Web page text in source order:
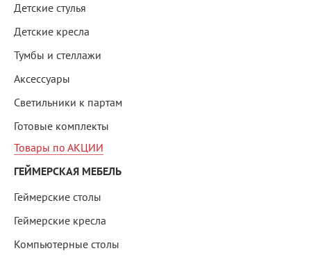
Детские стулья
Детские кресла
Тумбы и стеллажи
Аксессуары
Светильники к партам
Готовые комплекты
Товары по АКЦИИ
ГЕЙМЕРСКАЯ МЕБЕЛЬ
Геймерские столы
Геймерские кресла
Компьютерные столы